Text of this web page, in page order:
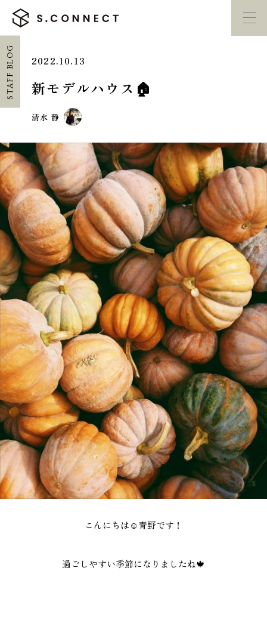
HOME
ホーム
CONCEPT
エスコネについて
CASE
施工実績
GALLERY
施工ギャラリー
STAFF BLOG
スタッフブログ
COMPANY
会社情報
ACCESS MAP
アクセスマップ
家づくり勉強会
STAFF BLOG 2022.10.13
新モデルハウス🏠
清水 静
こんにちは☺青野です！
過ごしやすい季節になりましたね🍁